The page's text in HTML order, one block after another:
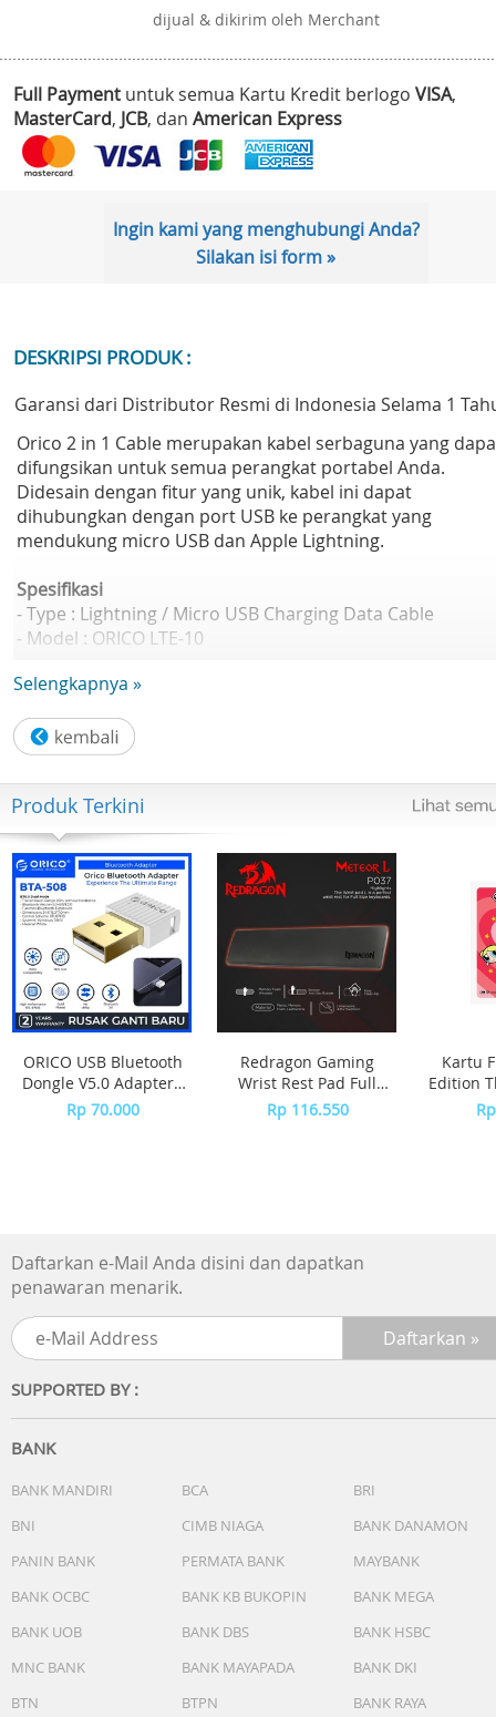
dijual & dikirim oleh Merchant
Full Payment untuk semua Kartu Kredit berlogo VISA,
MasterCard, JCB, dan American Express
Ingin kami yang menghubungi Anda?
Silakan isi form »
DESKRIPSI PRODUK :
Garansi dari Distributor Resmi di Indonesia Selama 1
Orico 2 in 1 Cable merupakan kabel serbaguna yang
difungsikan untuk semua perangkat portabel Anda.
Didesain dengan fitur yang unik, kabel ini dapat
dihubungkan dengan port USB ke perangkat yang
mendukung micro USB dan Apple Lightning.
Spesifikasi
- Type : Lightning / Micro USB Charging Data Cable
- Model : ORICO LTE-10
- Interface : Micro USB2.0 / Lightning
- Apperance : Flat Cable
- Aplication : Tablet pc mini/touch/iphone/ipad
Selengkapnya »
Produk Terkini
ORICO USB Bluetooth
Dongle V5.0 Adapter -
BTA-508 - WHITE
Rp 70.000
Redragon Gaming
Wrist Rest Pad Full
Size Keyboard
METEOR L - P037
Rp 116.550
Kartu
Edition
Daftarkan e-Mail Anda disini dan dapatkan
penawaran menarik.
SUPPORTED BY :
BANK
BANK MANDIRI BCA
BRI
BNI
CIMB NIAGA
BANK DANAMON
PANIN BANK
PERMATA BANK
MAYBANK
BANK OCBC
BANK KB BUKOPIN
BANK MEGA
BANK UOB
BANK DBS
BANK HSBC
MNC BANK
BANK MAYAPADA
BANK DKI
BTN
BTPN BANK RAYA